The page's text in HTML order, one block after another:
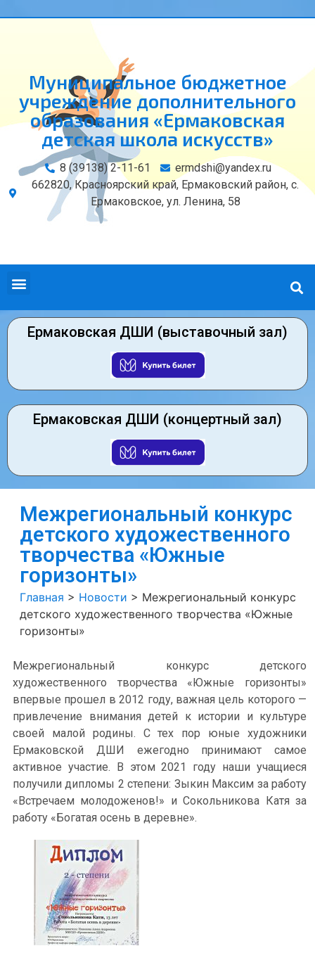
Муниципальное бюджетное
учреждение дополнительного
образования «Ермаковская
детская школа искусств»
8 (39138) 2-11-61
ermdshi@yandex.ru
662820, Красноярский край, Ермаковский район, с.
Ермаковское, ул. Ленина, 58
Ермаковская ДШИ (выставочный зал)
Ермаковская ДШИ (концертный зал)
Межрегиональный конкурс
детского художественного
творчества «Южные
горизонты»
Главная > Новости > Межрегиональный конкурс
детского художественного творчества «Южные
горизонты»
Межрегиональный конкурс детского
художественного творчества «Южные горизонты»
впервые прошел в 2012 году, важная цель которого —
привлечение внимания детей к истории и культуре
своей малой родины. С тех пор юные художники
Ермаковской ДШИ ежегодно принимают самое
активное участие. В этом 2021 году наши учащиеся
получили дипломы 2 степени: Зыкин Максим за работу
«Встречаем молодоженов!» и Сокольникова Катя за
работу «Богатая осень в деревне».